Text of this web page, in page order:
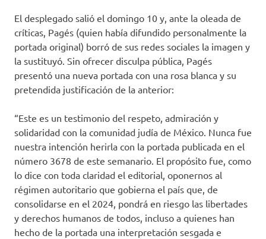
El desplegado salió el domingo 10 y, ante la oleada de
críticas, Pagés (quien había difundido personalmente la
portada original) borró de sus redes sociales la imagen y
la sustituyó. Sin ofrecer disculpa pública, Pagés
presentó una nueva portada con una rosa blanca y su
pretendida justificación de la anterior:
“Este es un testimonio del respeto, admiración y
solidaridad con la comunidad judía de México. Nunca fue
nuestra intención herirla con la portada publicada en el
número 3678 de este semanario. El propósito fue, como
lo dice con toda claridad el editorial, oponernos al
régimen autoritario que gobierna el país que, de
consolidarse en el 2024, pondrá en riesgo las libertades
y derechos humanos de todos, incluso a quienes han
hecho de la portada una interpretación sesgada e